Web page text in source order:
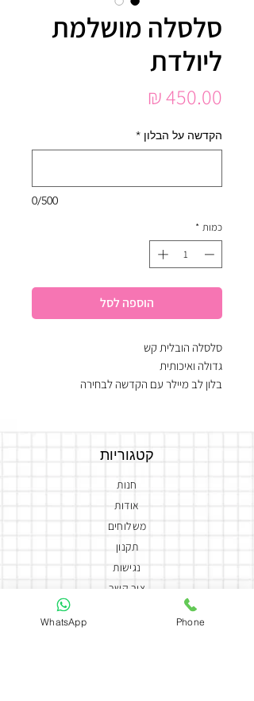
סלסלה מושלמת
ליולדת
הקדשה על הבלון *
0/500
כמות *
הוספה לסל
סלסלה הובלית קש
גדולה ואיכותית
בלון לב מיילר עם הקדשה לבחירה
סידור פרחים גדול משלוב בפאמפאס
קטגוריות
חנות
אודות
משלוחים
תקנון
נגישות
צור קשר
WhatsApp Phone